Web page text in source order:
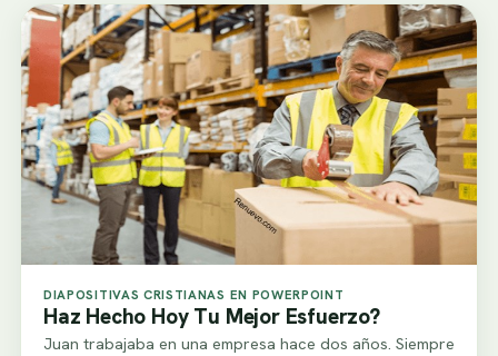
DIAPOSITIVAS CRISTIANAS EN POWERPOINT
Haz Hecho Hoy Tu Mejor Esfuerzo?
Juan trabajaba en una empresa hace dos años. Siempre